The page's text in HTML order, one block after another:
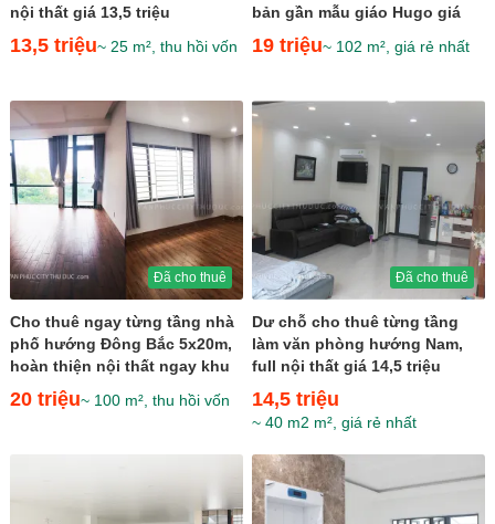
nội thất giá 13,5 triệu
13,5 triệu~ 25 m², thu hồi vốn
bản gần mẫu giáo Hugo giá
chỉ 19 triệu
19 triệu~ 102 m², giá rẻ nhất
Đã cho thuê
Cho thuê ngay từng tầng nhà
phố hướng Đông Bắc 5x20m,
hoàn thiện nội thất ngay khu
sầm uất giá 20...
20 triệu~ 100 m², thu hồi vốn
Đã cho thuê
Dư chỗ cho thuê từng tầng
làm văn phòng hướng Nam,
full nội thất giá 14,5 triệu
14,5 triệu
~ 40 m2 m², giá rẻ nhất